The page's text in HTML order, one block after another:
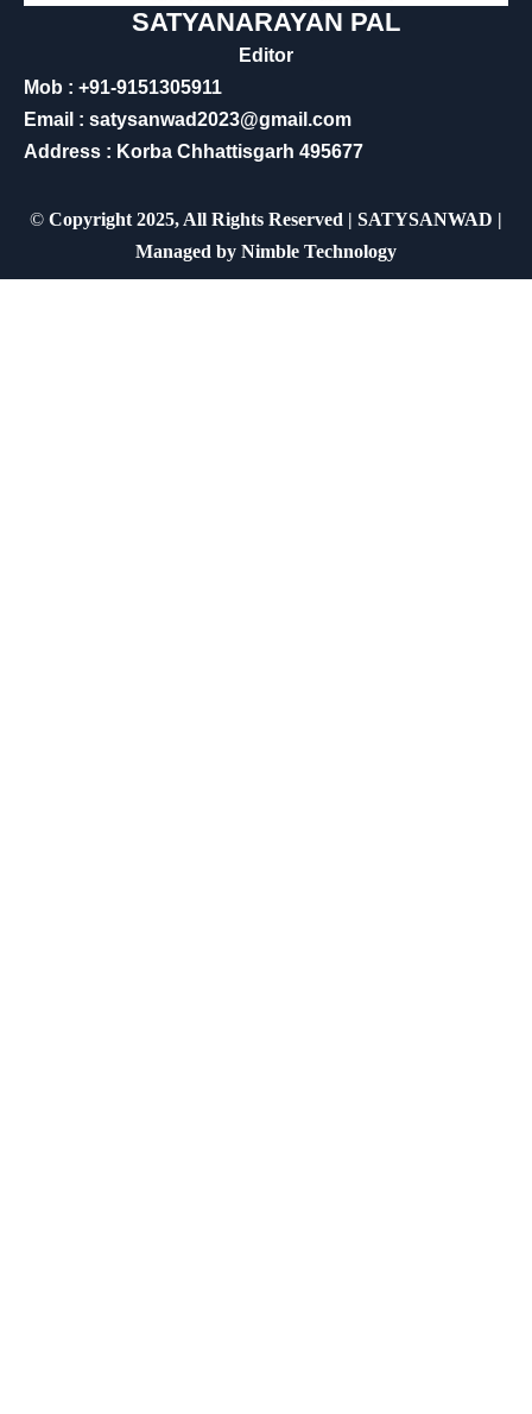
SATYANARAYAN PAL
Editor
Mob : +91-9151305911
Email : satysanwad2023@gmail.com
Address : Korba Chhattisgarh 495677
© Copyright 2025, All Rights Reserved | SATYSANWAD |
Managed by Nimble Technology